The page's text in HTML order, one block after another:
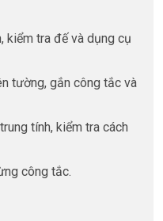
kiểm tra đế và dụng cụ
tường, gắn công tắc và
tính, kiểm tra cách
công tắc.